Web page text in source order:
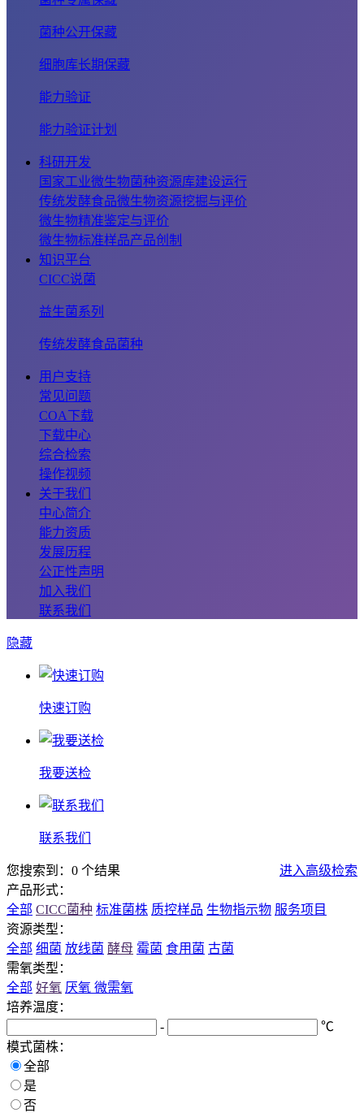
菌种公开保藏
细胞库长期保藏
能力验证
能力验证计划
科研开发
国家工业微生物菌种资源库建设运行
传统发酵食品微生物资源挖掘与评价
微生物精准鉴定与评价
微生物标准样品产品创制
知识平台
CICC说菌
益生菌系列
传统发酵食品菌种
用户支持
常见问题
COA下载
下载中心
综合检索
操作视频
关于我们
中心简介
能力资质
发展历程
公正性声明
加入我们
联系我们
隐藏
快速订购
我要送检
联系我们
您搜索到：0 个结果
进入高级检索
产品形式：
全部 CICC菌种 标准菌株 质控样品 生物指示物 服务项目
资源类型：
全部 细菌 放线菌 酵母 霉菌 食用菌 古菌
需氧类型：
全部 好氧 厌氧 微需氧
培养温度：
-
℃
模式菌株：
全部
是
否